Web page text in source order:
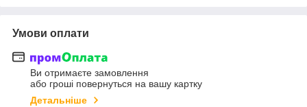
Умови оплати
Ви отримаєте замовлення
або гроші повернуться на вашу картку
Детальніше